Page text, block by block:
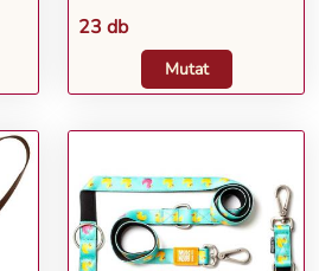
23 db
Mutat